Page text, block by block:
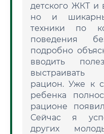
детского ЖКТ и
но и
техники по
поведения
подробно
вводить
выстраивать
рацион. Уже к
ребенка
рационе
Сейчас я
других